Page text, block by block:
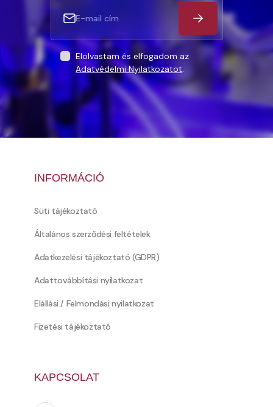
Elolvastam és elfogadom az
Adatvédelmi Nyilatkozatot.
INFORMÁCIÓ
Süti tájékoztató
Általános szerződési feltételek
Adatkezelési tájékoztató (GDPR)
Adattovábbítási nyilatkozat
Elállási / Felmondási nyilatkozat
Fizetési tájékoztató
KAPCSOLAT